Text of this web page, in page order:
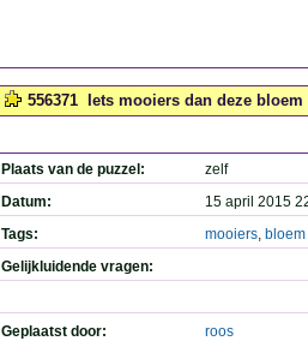
556371 Iets mooiers dan deze
Plaats van de puzzel:
zelf
Datum:
15 april 2015
Tags:
mooiers, bloem
Gelijkluidende vragen:
Geplaatst door: roos